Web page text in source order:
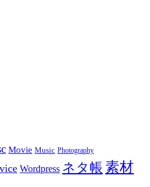
Movie Music Photography
Wordpress ネタ帳 素材